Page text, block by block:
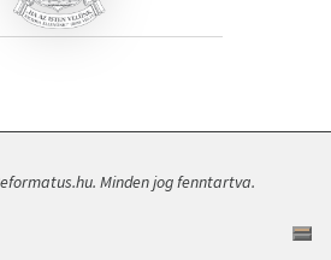
Minden jog fenntartva.